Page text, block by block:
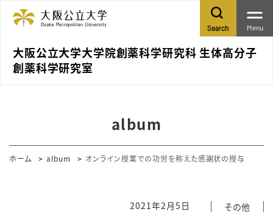
大阪公立大学大学院創薬科学研究科 生体高分子
創薬科学研究室
Search Menu
album
ホーム album オンライン授業での功労を称えた感謝状の授与
2021年2月5日 その他